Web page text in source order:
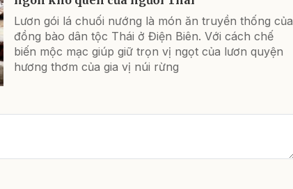
Lươn gói lá chuối nướng là món ăn truyền thống của
đồng bào dân tộc Thái ở Điện Biên. Với cách chế
biến mộc mạc giúp giữ trọn vị ngọt của lươn quyện
hương thơm của gia vị núi rừng